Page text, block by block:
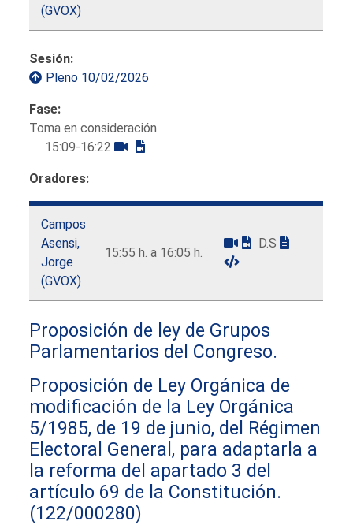
(GVOX)
Sesión:
Pleno 10/02/2026
Fase:
Toma en consideración
15:09-16:22
Oradores:
Campos
Asensi,
Jorge
(GVOX)
15:55 h. a 16:05 h.
D.S
Proposición de ley de Grupos
Parlamentarios del Congreso.
Proposición de Ley Orgánica de
modificación de la Ley Orgánica
5/1985, de 19 de junio, del Régimen
Electoral General, para adaptarla a
la reforma del apartado 3 del
artículo 69 de la Constitución.
(122/000280)